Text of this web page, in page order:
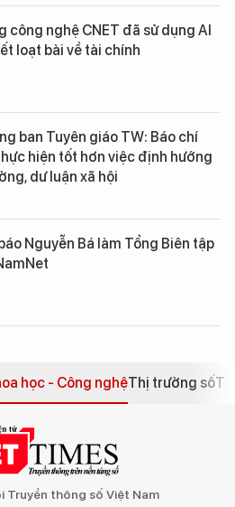
công nghệ CNET đã sử dụng AI
loạt bài về tài chính
ban Tuyên giáo TW: Báo chí
hiện tốt hơn việc định hướng
dư luận xã hội
Nguyễn Bá làm Tổng Biên tập
học - Công nghệThị trường số
Truyền thông số Việt Nam